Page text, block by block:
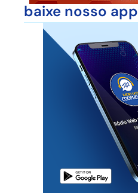
baixe nosso app